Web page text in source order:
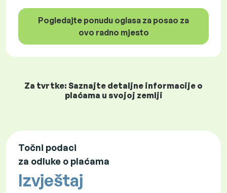
Pogledajte ponudu oglasa za posao za
ovo radno mjesto
Za tvrtke: Saznajte detaljne informacije o
plaćama u svojoj zemlji
Točni podaci
za odluke o plaćama
Izvještaj